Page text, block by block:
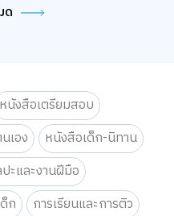
ด
หนังสือเตรียมสอบ
เอง
หนังสือเด็ก-นิทาน
ะและงานฝีมือ
ก
การเรียนและการติว